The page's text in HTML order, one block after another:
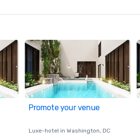
Promote your venue
Luxe-hotel in Washington, DC